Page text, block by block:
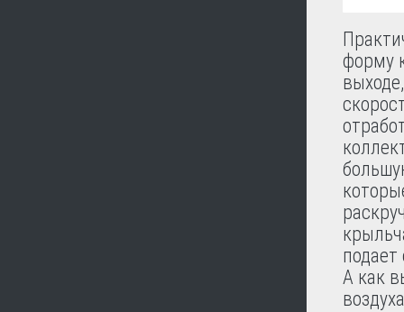
форму
А как